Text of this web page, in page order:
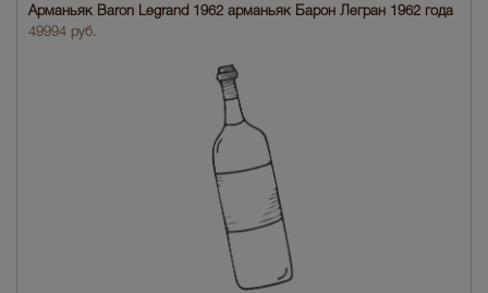
Арманьяк Baron Legrand 1962 арманьяк Барон Легран 1962 года
49994 руб.